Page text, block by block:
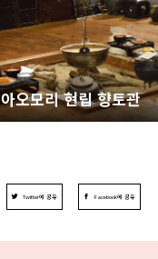
아오모리 현립 향토관
Twitter에 공유 Facebook에 공유